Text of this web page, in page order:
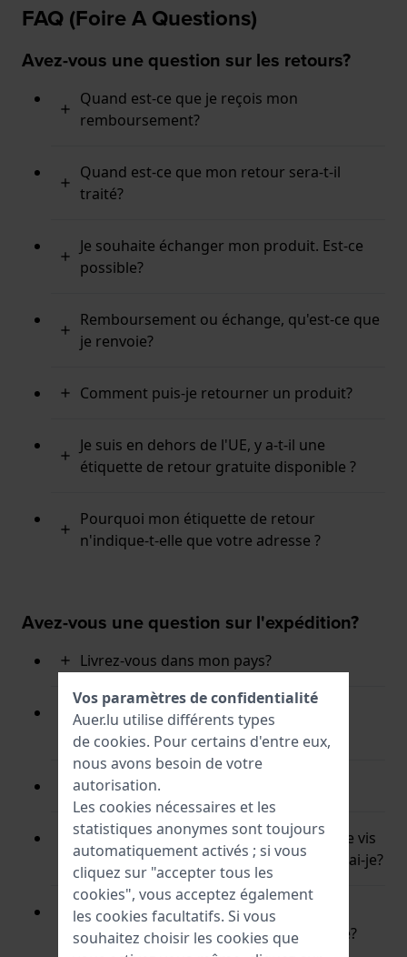
FAQ (Foire A Questions)
Avez-vous une question sur les retours?
Quand est-ce que je reçois mon
remboursement?
Quand est-ce que mon retour sera-t-il
traité?
Je souhaite échanger mon produit. Est-ce
possible?
Remboursement ou échange, qu'est-ce que
je renvoie?
Comment puis-je retourner un produit?
Je suis en dehors de l'UE, y a-t-il une
étiquette de retour gratuite disponible ?
Pourquoi mon étiquette de retour
n'indique-t-elle que votre adresse ?
Avez-vous une question sur l'expédition?
Livrez-vous dans mon pays?
Puis-je suivre mon colis en dehors
d'Europe?
Puis-je suivre mon colis en Europe?
Mon ordre n'est pas arrivé à temps et je vis
en dehors de l'Europe. Quand le recevrai-je?
Mon ordre n'est pas arrivé à temps et
j'habite en Europe. Quand le recevrai-je?
Vos paramètres de confidentialité
Auer.lu utilise différents types
de cookies. Pour certains d'entre eux,
nous avons besoin de votre
autorisation.
Les cookies nécessaires et les
statistiques anonymes sont toujours
automatiquement activés ; si vous
cliquez sur "accepter tous les
cookies", vous acceptez également
les cookies facultatifs. Si vous
souhaitez choisir les cookies que